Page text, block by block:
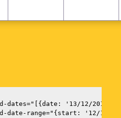
dates="[{date: '13/12/
date-range="{start: '12/12/